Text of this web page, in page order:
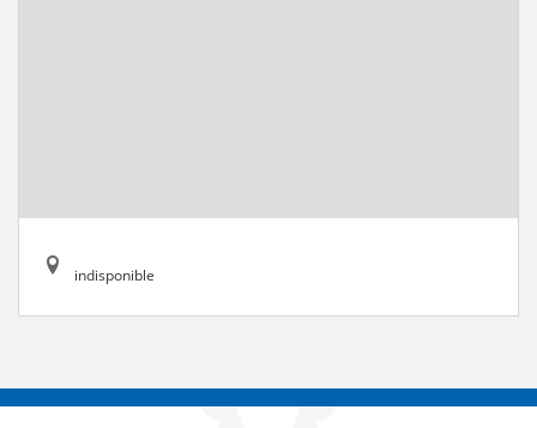
indisponible